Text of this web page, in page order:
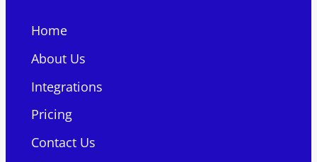
Home
About Us
Integrations
Pricing
Contact Us